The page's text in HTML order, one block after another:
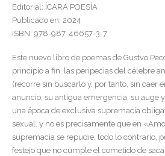
Editorial: ÍCARA POESÍA
Publicado en: 2024
ISBN: 978-987-46657-3-7
Este nuevo libro de poemas de Gustvo
principio a fin, las peripecias del célebre
(recorre sin buscarlo y, por tanto, sin caer
anuncio, su antigua emergencia, su auge
una época de exclusiva supremacía
sexual. y no es precisamente que en
supremacía se repudie, todo lo contrario,
festejo que no cumple el cometido de